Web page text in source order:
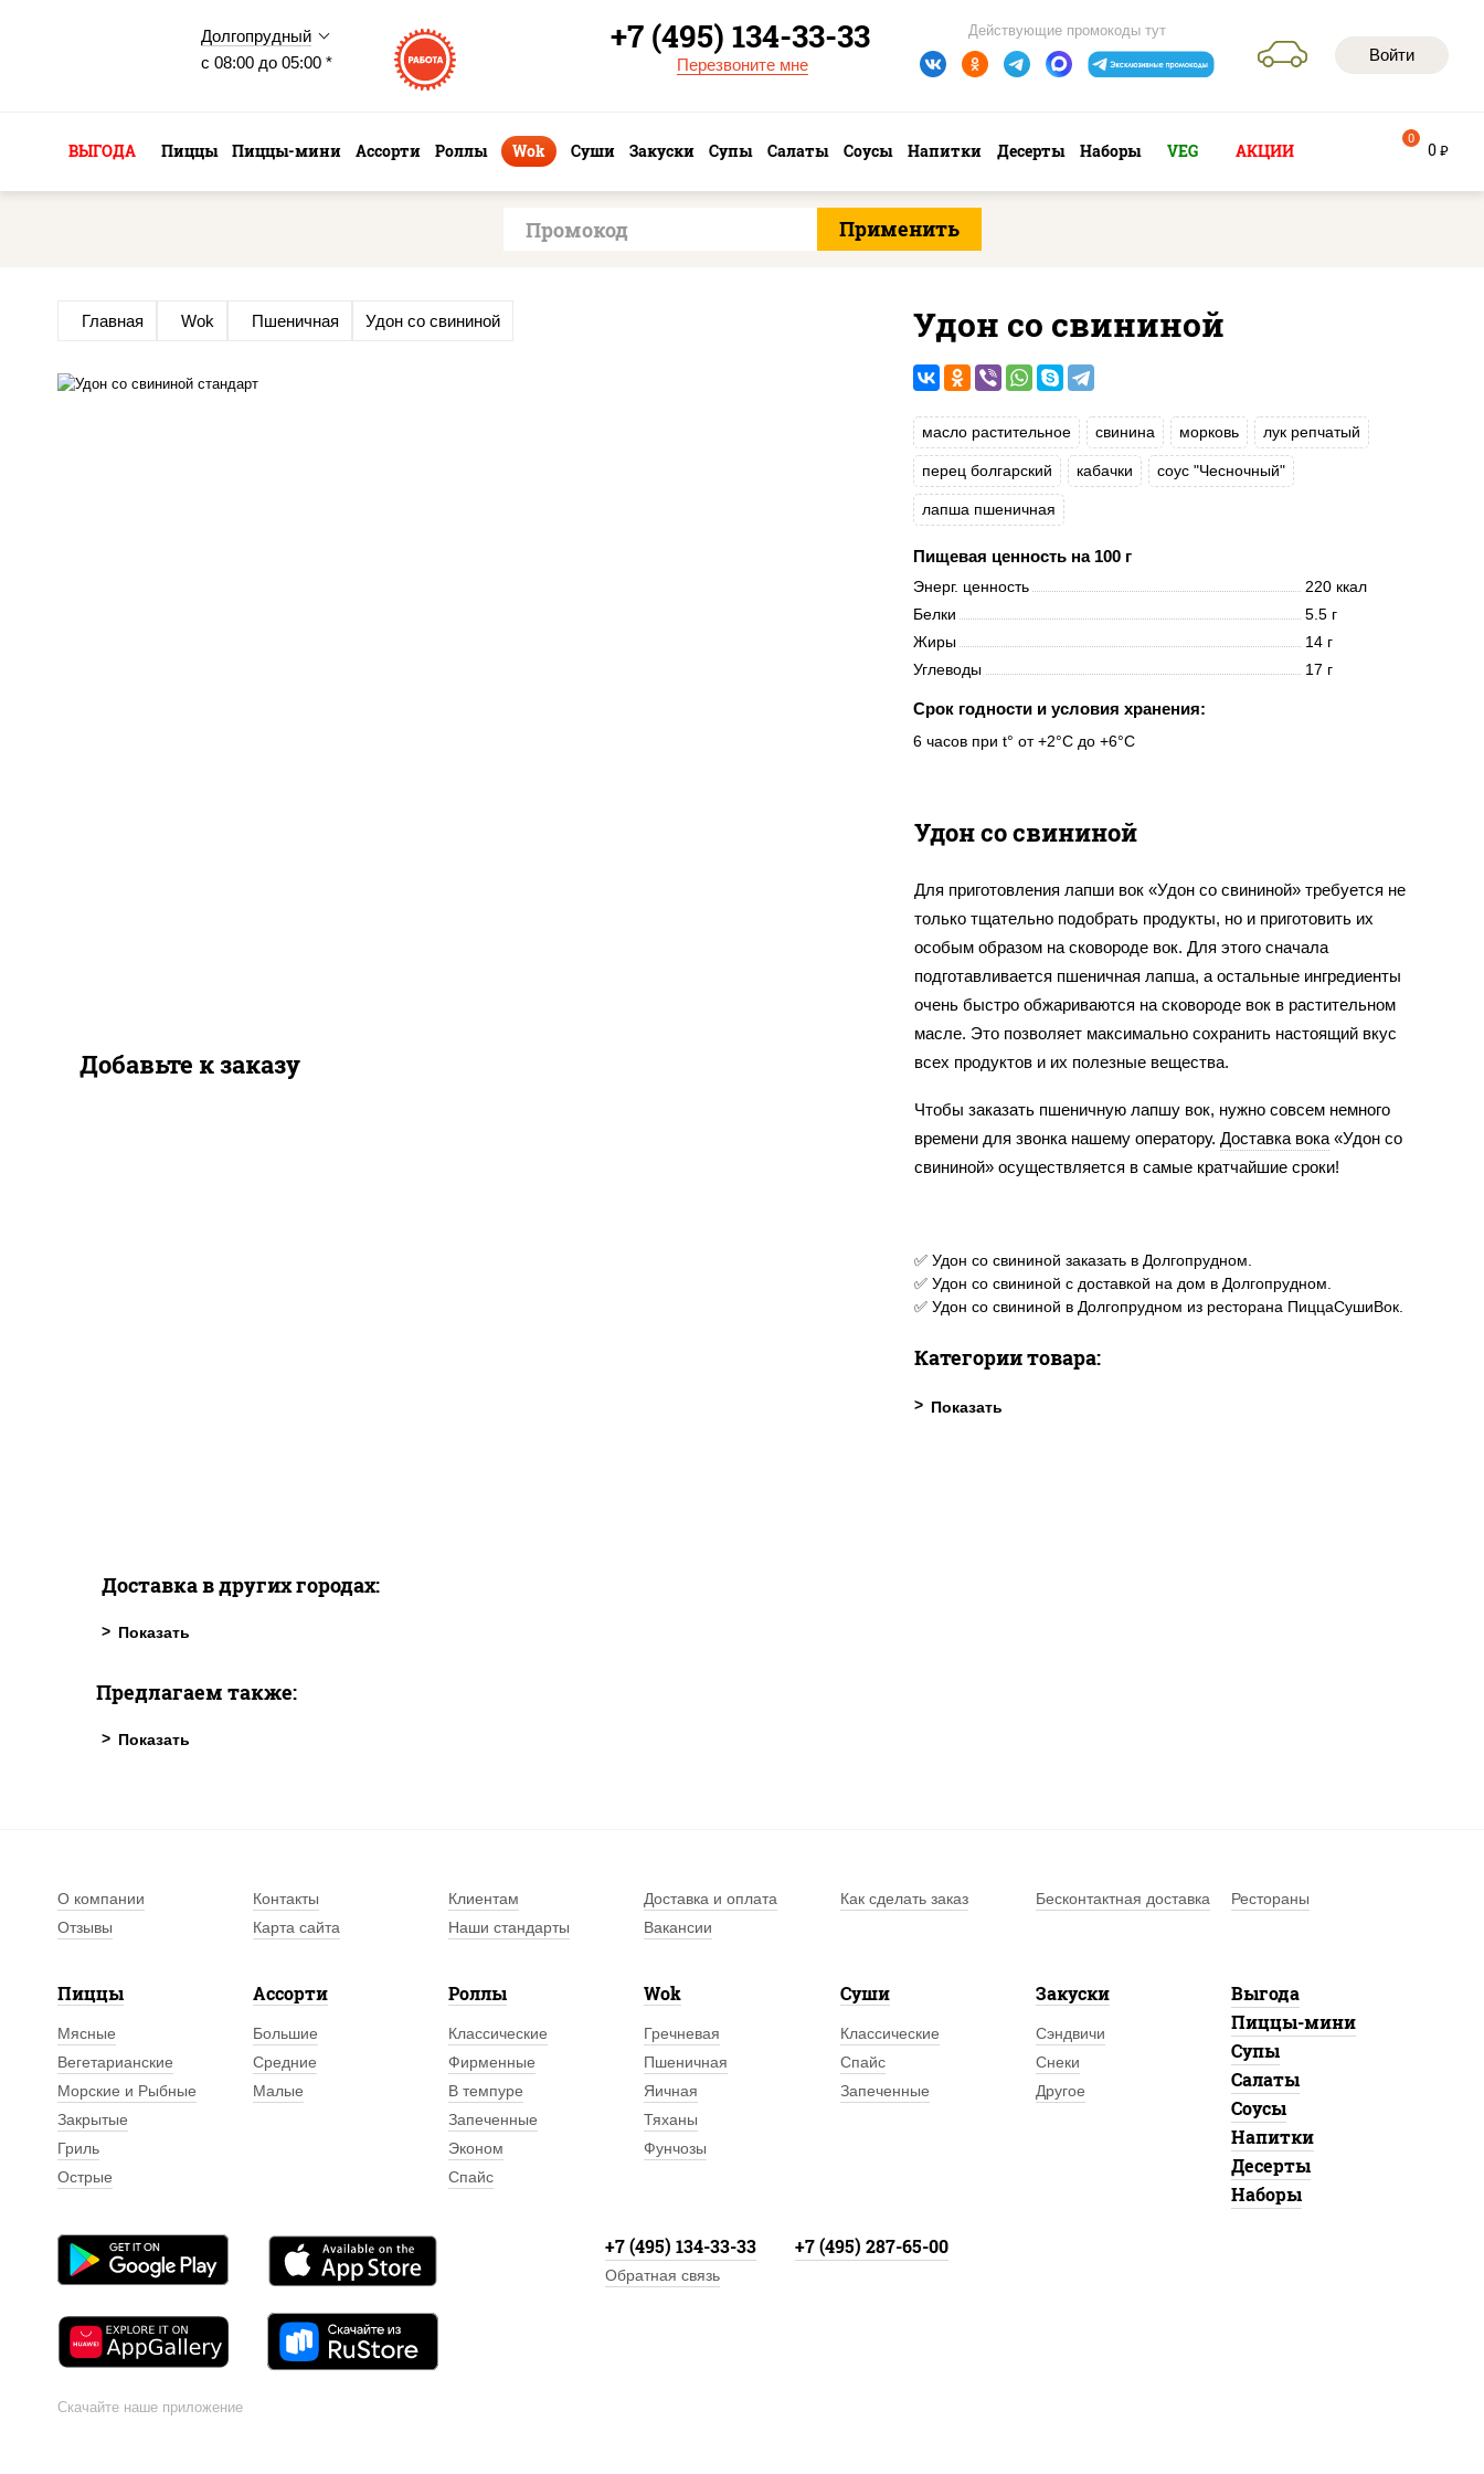
Долгопрудный
с 08:00 до 05:00 *
Войти
Действующие промокоды тут
+7 (495) 134-33-33
Перезвоните мне
ВЫГОДА Пиццы Пиццы-мини Ассорти Роллы Wok Суши Закуски Супы Салаты Соусы Напитки Десерты Наборы VEG АКЦИИ 0 руб
0
Главная Wok Пшеничная Удон со свининой Удон со свининой
масло растительное свинина морковь лук репчатый
перец болгарский кабачки соус "Чесночный"
лапша пшеничная
Пищевая ценность на 100 г
Энерг. ценность
220 ккал
Белки
5.5 г
Жиры
14 г
Углеводы
17 г
Срок годности и условия хранения:
6 часов при t° от +2°C до +6°C
Удон со свининой
Для приготовления лапши вок «Удон со свининой» требуется не
только тщательно подобрать продукты, но и приготовить их
особым образом на сковороде вок. Для этого сначала
подготавливается пшеничная лапша, а остальные ингредиенты
очень быстро обжариваются на сковороде вок в растительном
масле. Это позволяет максимально сохранить настоящий вкус
всех продуктов и их полезные вещества.
Чтобы заказать пшеничную лапшу вок, нужно совсем немного
времени для звонка нашему оператору. Доставка вока «Удон со
свининой» осуществляется в самые кратчайшие сроки!
✅ Удон со свининой заказать в Долгопрудном.
✅ Удон со свининой с доставкой на дом в Долгопрудном.
✅ Удон со свининой в Долгопрудном из ресторана ПиццаСушиВок.
Категории товара:
Добавьте к заказу
Доставка в других городах:
Предлагаем также:
О компании Контакты Клиентам Доставка и оплата Как сделать заказ Бесконтактная доставка
Рестораны
Отзывы
Карта сайта Наши стандарты Вакансии
Пиццы
Мясные
Вегетарианские
Морские и Рыбные
Закрытые
Гриль
Острые
Ассорти
Большие
Средние
Малые
Роллы
Классические
Фирменные
В темпуре
Запеченные
Эконом
Спайс
Wok
Гречневая
Пшеничная
Яичная
Тяханы
Фунчозы
Суши
Классические
Спайс
Запеченные
Закуски
Сэндвичи
Снеки
Другое
Выгода
Пиццы-мини
Супы
Салаты
Соусы
Напитки
Десерты
Наборы
Скачайте наше приложение
+7 (495) 134-33-33 +7 (495) 287-65-00
Обратная связь